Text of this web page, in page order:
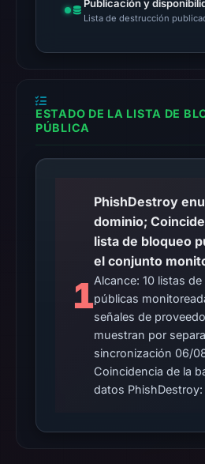
recorded
flag
3,
at
AlienVault
OTX
recorded
0
community
pulse
references
on
Mar
1,
Publicación y
Lista de destrucción
ESTADO DE LA LISTA DE
PÚBLICA
1
PhishDestroy
dominio;
lista de bloqueo
el conjunto
Alcance: 10 listas
públicas
señales de
muestran por
sincronización 06/
Coincidencia de la
datos